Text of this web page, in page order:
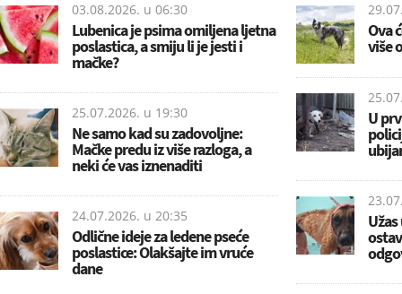
03.08.2026. u 06:30
Lubenica je psima omiljena ljetna
poslastica, a smiju li je jesti i
mačke?
25.07.2026. u 19:30
Ne samo kad su zadovoljne:
Mačke predu iz više razloga, a
neki će vas iznenaditi
24.07.2026. u 20:35
Odlične ideje za ledene pseće
poslastice: Olakšajte im vruće
dane
Ova
više
U